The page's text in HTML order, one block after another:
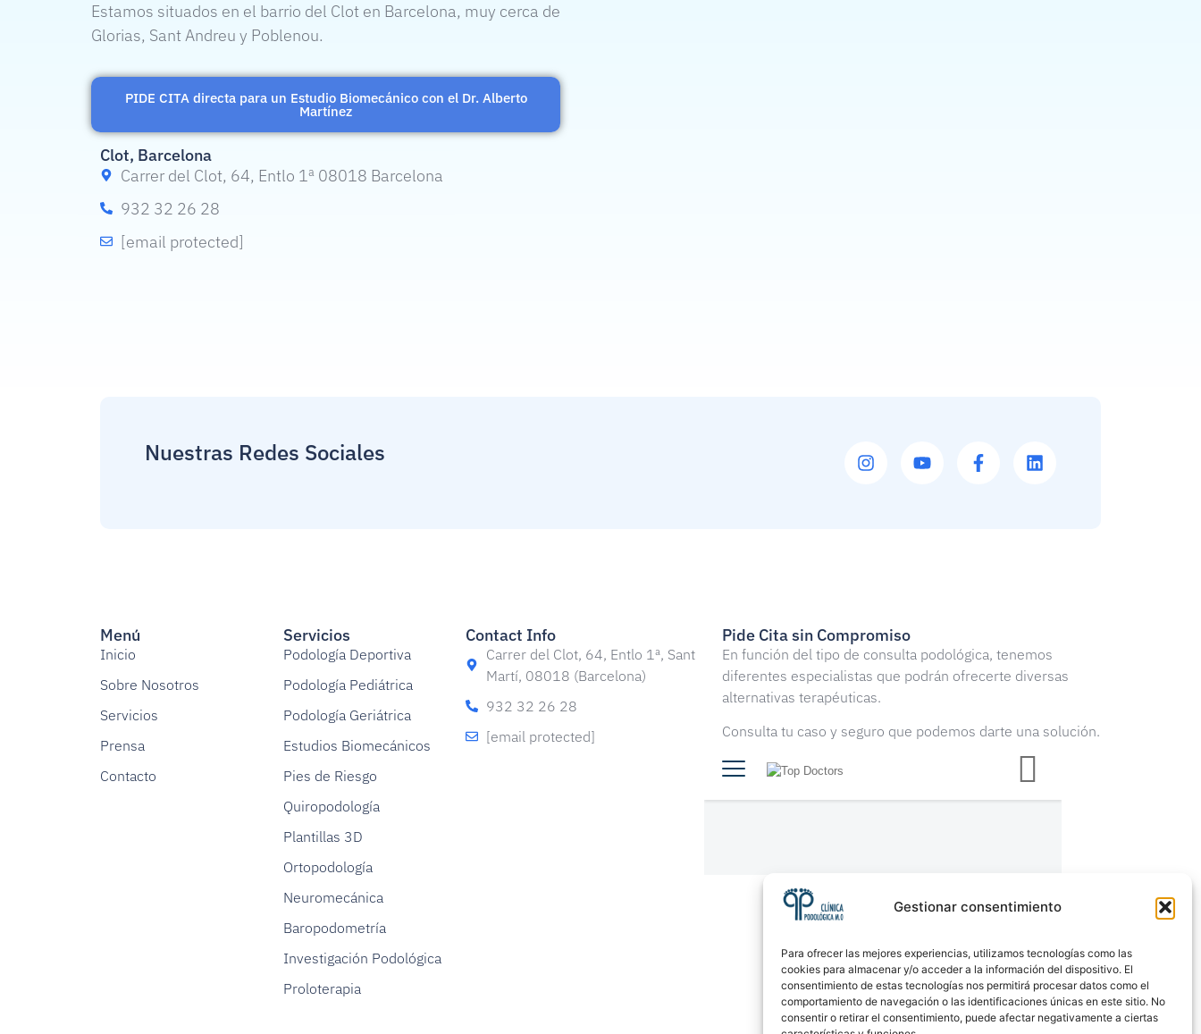
Gestionar consentimiento
Para ofrecer las mejores experiencias, utilizamos tecnologías como las
cookies para almacenar y/o acceder a la información del dispositivo. El
consentimiento de estas tecnologías nos permitirá procesar datos como el
comportamiento de navegación o las identificaciones únicas en este sitio. No
consentir o retirar el consentimiento, puede afectar negativamente a ciertas
Estamos situados en el barrio del Clot en Barcelona, muy cerca de
Glorias, Sant Andreu y Poblenou.
PIDE CITA directa para un Estudio Biomecánico con el Dr. Alberto
Martínez
Clot, Barcelona
Carrer del Clot, 64, Entlo 1ª 08018 Barcelona
932 32 26 28
[email protected]
Nuestras Redes Sociales
Menú
Inicio
Sobre Nosotros
Servicios
Prensa
Contacto
Servicios
Podología Deportiva
Podología Pediátrica
Podología Geriátrica
Estudios Biomecánicos
Pies de Riesgo
Quiropodología
Plantillas 3D
Ortopodología
Neuromecánica
Baropodometría
Investigación Podológica
Proloterapia
Contact Info
Carrer del Clot, 64, Entlo 1ª, Sant
Martí, 08018 (Barcelona)
932 32 26 28
[email protected]
Pide Cita sin Compromiso
En función del tipo de consulta podológica, tenemos
diferentes especialistas que podrán ofrecerte diversas
alternativas terapéuticas.
Consulta tu caso y seguro que podemos darte una solución.